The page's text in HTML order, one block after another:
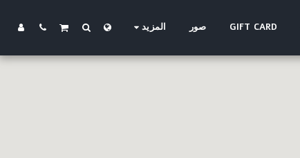
GIFT CARD صور المزيد